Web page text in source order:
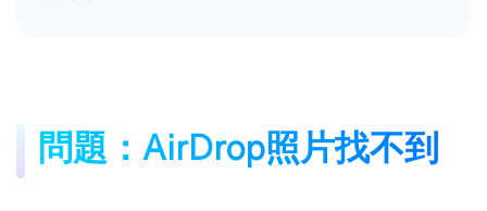
問題：AirDrop照片找不到